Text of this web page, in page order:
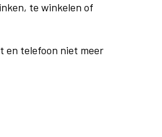
te winkelen of
en telefoon niet meer